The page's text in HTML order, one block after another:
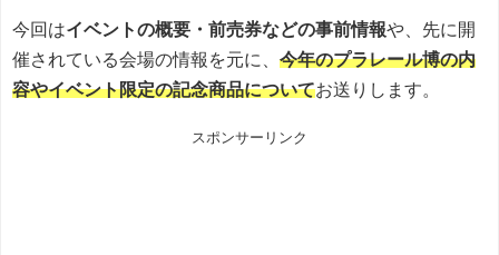
今回はイベントの概要・前売券などの事前情報や、先に開
催されている会場の情報を元に、 今年のプラレール博の内
容やイベント限定の記念商品についてお送りします。
スポンサーリンク